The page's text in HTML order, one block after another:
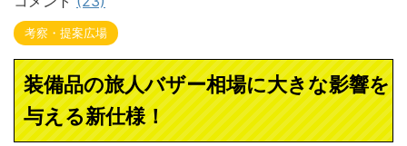
考察・提案広場
装備品の旅人バザー相場に大きな影響を
与える新仕様！